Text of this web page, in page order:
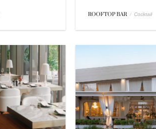
ROOFTOP BAR / Cocktail